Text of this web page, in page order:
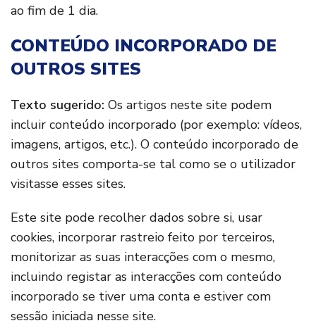
ao fim de 1 dia.
CONTEÚDO INCORPORADO DE
OUTROS SITES
Texto sugerido: Os artigos neste site podem
incluir conteúdo incorporado (por exemplo: vídeos,
imagens, artigos, etc.). O conteúdo incorporado de
outros sites comporta-se tal como se o utilizador
visitasse esses sites.
Este site pode recolher dados sobre si, usar
cookies, incorporar rastreio feito por terceiros,
monitorizar as suas interacções com o mesmo,
incluindo registar as interacções com conteúdo
incorporado se tiver uma conta e estiver com
sessão iniciada nesse site.